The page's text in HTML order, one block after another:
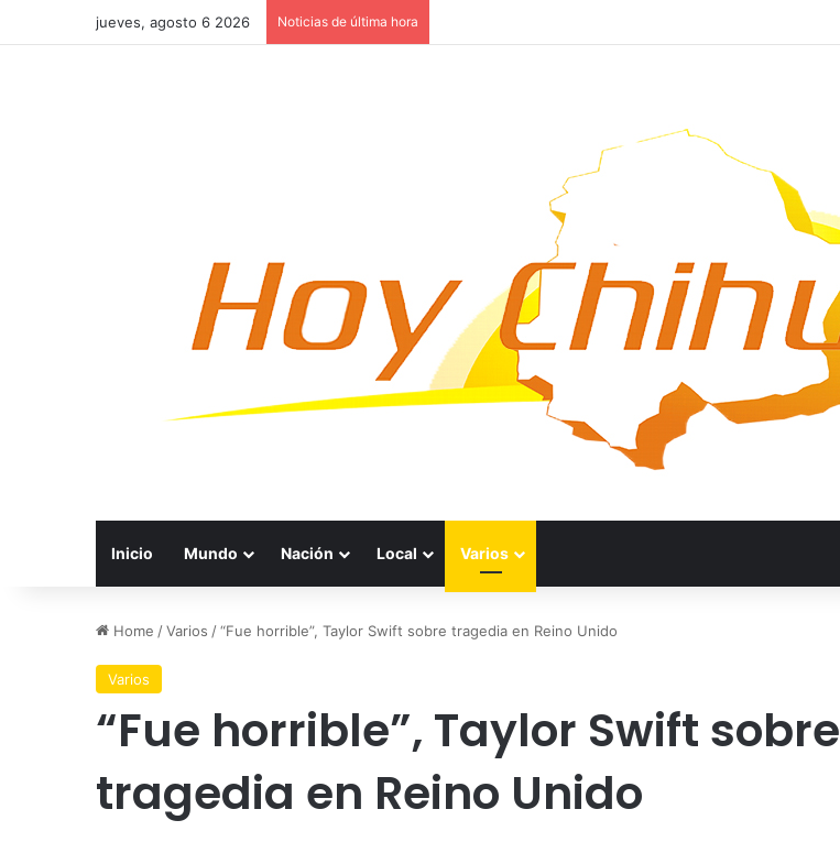
jueves, agosto 6 2026 Noticias de última hora
Inicio Mundo Nación Local Varios
Home /Varios /“Fue horrible”, Taylor Swift sobre tragedia en Reino Unido
Varios
“Fue horrible”, Taylor Swift sobre
tragedia en Reino Unido